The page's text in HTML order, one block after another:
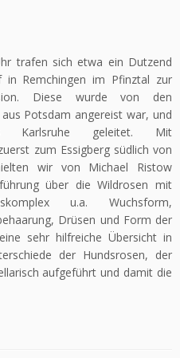
trafen sich etwa ein Dutzend
in Remchingen im Pfinztal zur
Diese wurde von den
Potsdam angereist war, und
Karlsruhe geleitet. Mit
zum Essigberg südlich von
wir von Michael Ristow
über die Wildrosen mit
u.a. Wuchsform,
Drüsen und Form der
sehr hilfreiche Übersicht in
der Hundsrosen, der
aufgeführt und damit die